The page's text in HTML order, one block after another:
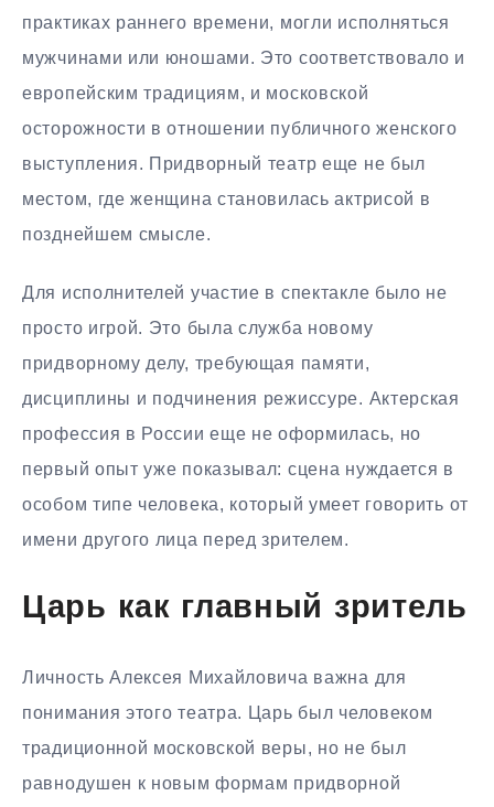
практиках раннего времени, могли исполняться
мужчинами или юношами. Это соответствовало и
европейским традициям, и московской
осторожности в отношении публичного женского
выступления. Придворный театр еще не был
местом, где женщина становилась актрисой в
позднейшем смысле.
Для исполнителей участие в спектакле было не
просто игрой. Это была служба новому
придворному делу, требующая памяти,
дисциплины и подчинения режиссуре. Актерская
профессия в России еще не оформилась, но
первый опыт уже показывал: сцена нуждается в
особом типе человека, который умеет говорить от
имени другого лица перед зрителем.
Царь как главный зритель
Личность Алексея Михайловича важна для
понимания этого театра. Царь был человеком
традиционной московской веры, но не был
равнодушен к новым формам придворной